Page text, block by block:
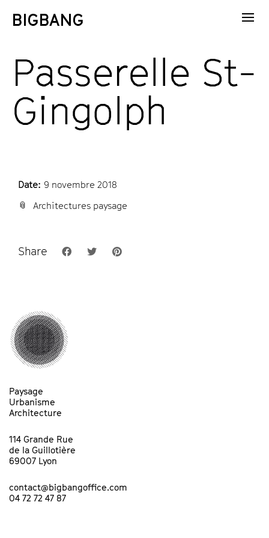
Passerelle St-
Gingolph
Date: 9 novembre 2018
Architectures paysage
Share
Paysage
Urbanisme
Architecture
114 Grande Rue
de la Guillotière
69007 Lyon
contact@bigbangoffice.com
04 72 72 47 87